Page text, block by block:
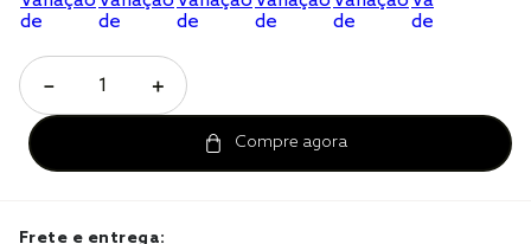
＋
－
Frete e entrega: